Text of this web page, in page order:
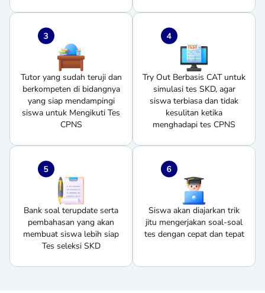
Tutor yang sudah teruji dan
berkompeten di bidangnya
yang siap mendampingi
siswa untuk Mengikuti Tes
CPNS
Try Out Berbasis CAT untuk
simulasi tes SKD, agar
siswa terbiasa dan tidak
kesulitan ketika
menghadapi tes CPNS
Bank soal terupdate serta
pembahasan yang akan
membuat siswa lebih siap
Tes seleksi SKD
Siswa akan diajarkan trik
jitu mengerjakan soal-soal
tes dengan cepat dan tepat